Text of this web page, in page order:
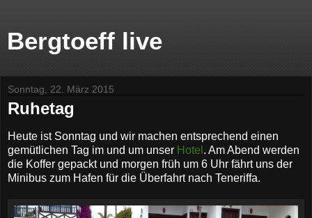
Bergtoeff live
Sonntag, 22. März 2015
Ruhetag
Heute ist Sonntag und wir machen entsprechend einen
gemütlichen Tag im und um unser Hotel . Am Abend werden
die Koffer gepackt und morgen früh um 6 Uhr fährt uns der
Minibus zum Hafen für die Überfahrt nach Teneriffa.